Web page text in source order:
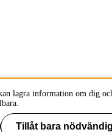
lagra information om dig
Tillåt bara